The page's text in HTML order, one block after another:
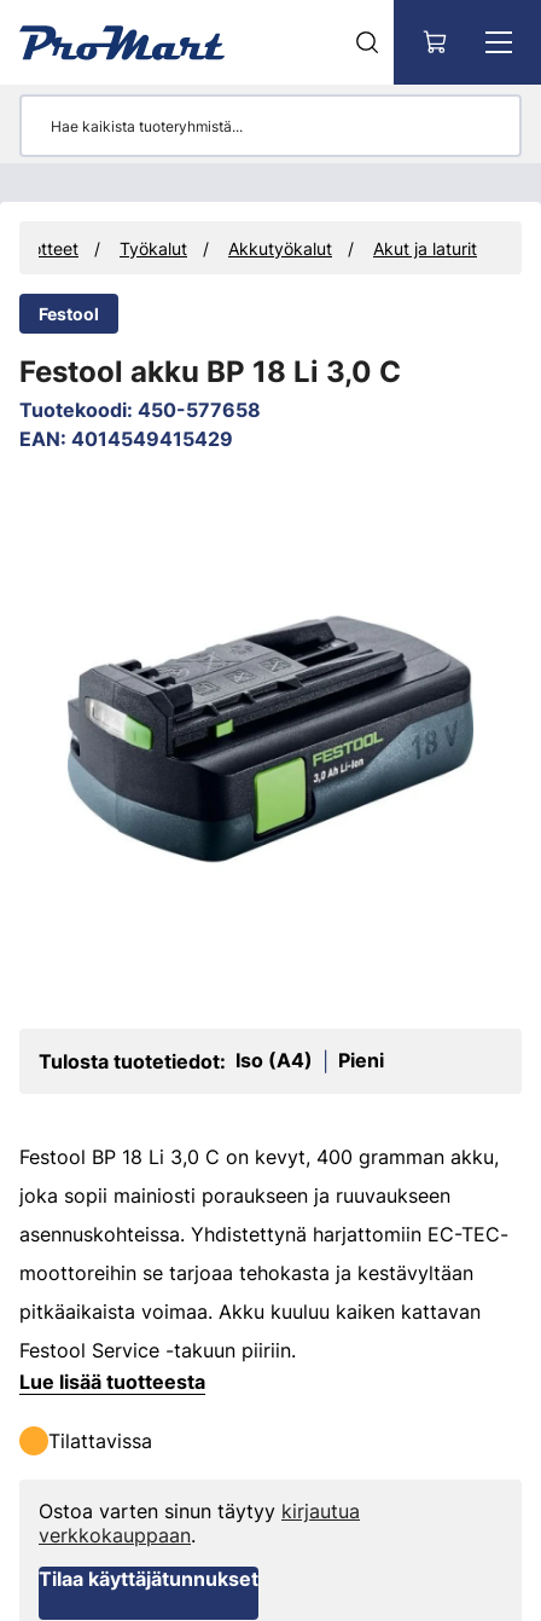
Tuotteet Työkalut Akkutyökalut Akut ja laturit
Festool
Festool akku BP 18 Li 3,0 C
Tuotekoodi: 450-577658
EAN: 4014549415429
Tulosta tuotetiedot: Iso (A4) Pieni
Festool BP 18 Li 3,0 C on kevyt, 400 gramman akku,
joka sopii mainiosti poraukseen ja ruuvaukseen
asennuskohteissa. Yhdistettynä harjattomiin EC-TEC-
moottoreihin se tarjoaa tehokasta ja kestävyltäan
pitkäaikaista voimaa. Akku kuuluu kaiken kattavan
Festool Service -takuun piiriin.
Lue lisää tuotteesta
Tilattavissa
Ostoa varten sinun täytyy kirjautua
verkkokauppaan.
Tilaa käyttäjätunnukset